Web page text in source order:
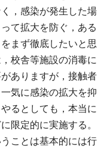
，感染が発生した場
て拡大を防ぐ，ある
まず徹底したいと思
校舎等施設の消毒に
ありますが，接触者
気に感染の拡大を抑
るとしても，本当に
限定的に実施する。
ことは基本的には行